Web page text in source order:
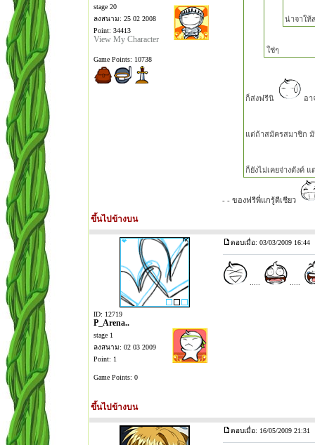
stage 20
ลงสนาม: 25 02 2008
Point: 34413
View My Character
Game Points: 10738
น่าจาให้
ใช่ๆ
ก็ส่งฟรีนิ อ
แต่ถ้าสมัครสมาชิก
ก็ยังไม่เคยจ่างตังค์
- - ของฟรีพี่แกรู้ดีเชียว
ขึ้นไปข้างบน
ID: 12719
P_Arena..
stage 1
ลงสนาม: 02 03 2009
Point: 1
Game Points: 0
ตอบเมื่อ: 03/03/2009 16:44
ขึ้นไปข้างบน
ตอบเมื่อ: 16/05/2009 21:31